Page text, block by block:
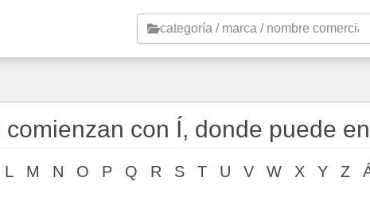
con Í, donde puede
L M N O P Q R S T U V W X Y Z